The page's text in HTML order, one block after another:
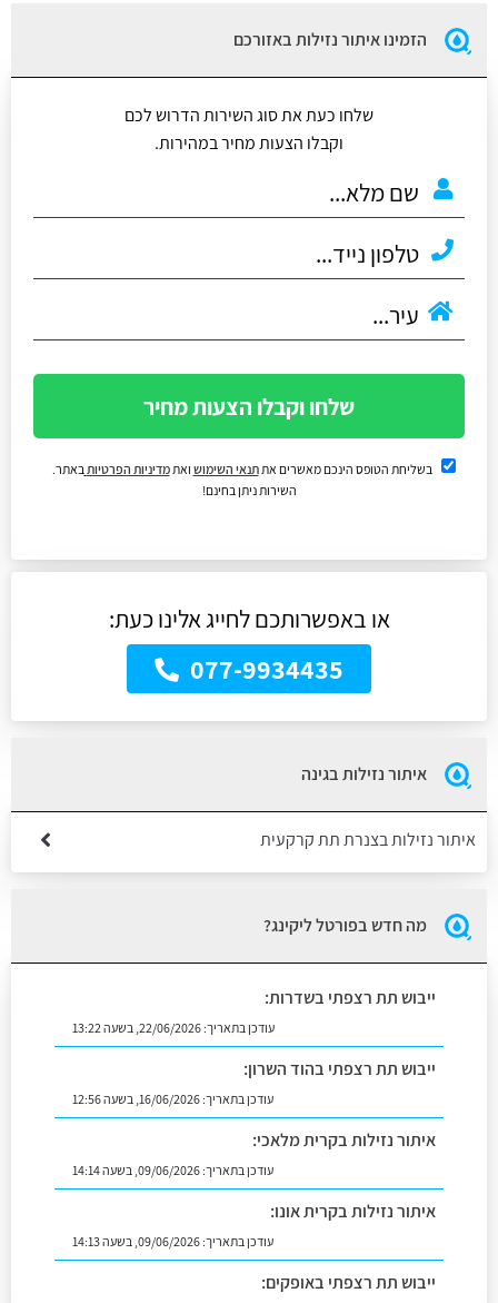
הזמינו איתור נזילות באזורכם
שלחו כעת את סוג השירות הדרוש לכם
וקבלו הצעות מחיר במהירות.
שלחו וקבלו הצעות מחיר
בשליחת הטופס הינכם מאשרים אתתנאי השימוש ואתמדיניות הפרטיותבאתר.
השירות ניתן בחינם!
או באפשרותכם לחייג אלינו כעת:
077-9934435
איתור נזילות בגינה
איתור נזילות בצנרת תת קרקעית
מה חדש בפורטל ליקינג?
ייבוש תת רצפתי בשדרות:
עודכן בתאריך:22/06/2026, בשעה 13:22
ייבוש תת רצפתי בהוד השרון:
עודכן בתאריך:16/06/2026, בשעה 12:56
איתור נזילות בקרית מלאכי:
עודכן בתאריך:09/06/2026, בשעה 14:14
איתור נזילות בקרית אונו:
עודכן בתאריך:09/06/2026, בשעה 14:13
ייבוש תת רצפתי באופקים: